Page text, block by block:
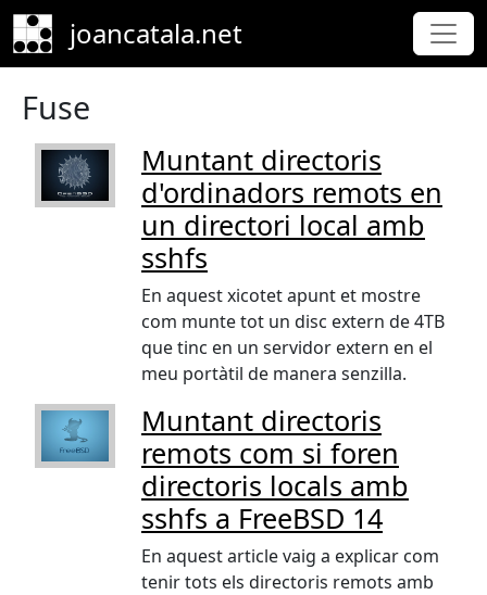
Skip to main content
joancatala.net
Fuse
Muntant directoris
d'ordinadors remots en
un directori local amb
sshfs
En aquest xicotet apunt et mostre
com munte tot un disc extern de 4TB
que tinc en un servidor extern en el
meu portàtil de manera senzilla.
Muntant directoris
remots com si foren
directoris locals amb
sshfs a FreeBSD 14
En aquest article vaig a explicar com
tenir tots els directoris remots amb